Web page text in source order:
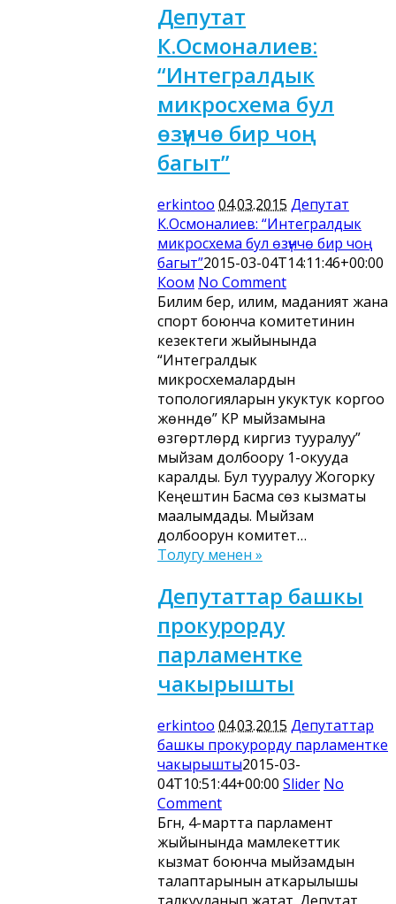
Депутат
К.Осмоналиев:
“Интегралдык
микросхема бул
өзүнчө бир чоң
багыт”
erkintoo 04.03.2015 Депутат
К.Осмоналиев: “Интегралдык
микросхема бул өзүнчө бир чоң
багыт”2015-03-04T14:11:46+00:00
Коом No Comment
Билим берүү, илим, маданият жана
спорт боюнча комитетинин
кезектеги жыйынында
“Интегралдык
микросхемалардын
топологияларын укуктук коргоо
жөнүндө” КР мыйзамына
өзгөртүүлөрдү киргизүү тууралуу”
мыйзам долбоору 1-окууда
каралды. Бул тууралуу Жогорку
Кеңештин Басма сөз кызматы
маалымдады. Мыйзам
долбоорун комитет…
Толугу менен »
Депутаттар башкы
прокурорду
парламентке
чакырышты
erkintoo 04.03.2015 Депутаттар
башкы прокурорду парламентке
чакырышты2015-03-
04T10:51:44+00:00 Slider No
Comment
Бүгүн, 4-мартта парламент
жыйынында мамлекеттик
кызмат боюнча мыйзамдын
талаптарынын аткарылышы